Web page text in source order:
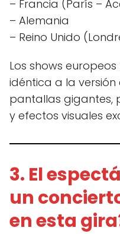
– Francia (París –
– Alemania
– Reino Unido
Los shows
idéntica a la versión
pantallas gigantes,
y efectos visuales
3. El
un
en esta